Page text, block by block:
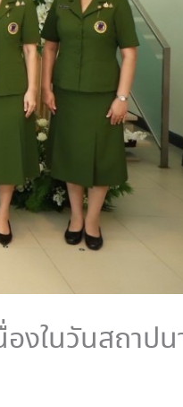
งในวันสถาป